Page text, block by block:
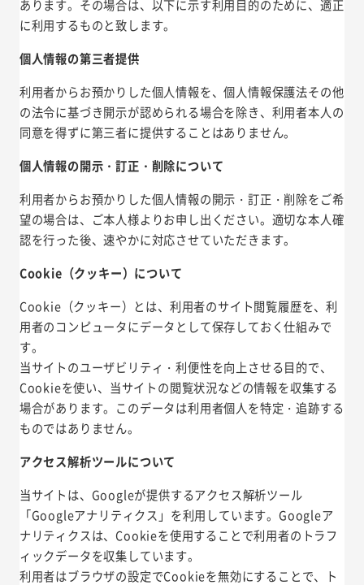
あります。その場合は、以下に示す利用目的のために、適正
に利用するものと致します。
個人情報の第三者提供
利用者からお預かりした個人情報を、個人情報保護法その他
の法令に基づき開示が認められる場合を除き、利用者本人の
同意を得ずに第三者に提供することはありません。
個人情報の開示・訂正・削除について
利用者からお預かりした個人情報の開示・訂正・削除をご希
望の場合は、ご本人様よりお申し出ください。適切な本人確
認を行った後、速やかに対応させていただきます。
Cookie（クッキー）について
Cookie（クッキー）とは、利用者のサイト閲覧履歴を、利
用者のコンピュータにデータとして保存しておく仕組みで
す。
当サイトのユーザビリティ・利便性を向上させる目的で、
Cookieを使い、当サイトの閲覧状況などの情報を収集する
場合があります。このデータは利用者個人を特定・追跡する
ものではありません。
アクセス解析ツールについて
当サイトは、Googleが提供するアクセス解析ツール
「Googleアナリティクス」を利用しています。Googleア
ナリティクスは、Cookieを使用することで利用者のトラフ
ィックデータを収集しています。
利用者はブラウザの設定でCookieを無効にすることで、ト